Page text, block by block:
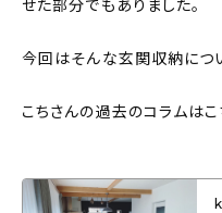
せた部分でもありました。
今回はそんな玄関収納につ
こちさんの過去のコラムはこ